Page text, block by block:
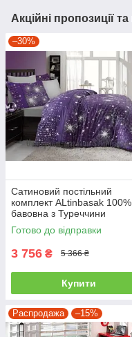
Акційні пропозиції
–30%
Сатиновий постільний
комплект ALtinbasak 100%
бавовна з Туреччини
двоспальний - євро
Готово до відправки
3 756 ₴ 5 366 ₴
Купити
Распродажа –15%